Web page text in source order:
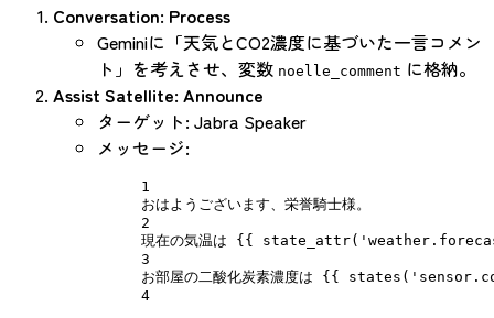
Conversation: Process
Geminiに「天気とCO2濃度に基づいた一言コメン
ト」を考えさせ、変数 noelle_comment に格納。
Assist Satellite: Announce
ターゲット: Jabra Speaker
メッセージ:
1
おはようございます、栄誉騎士様。
2
現在の気温は {{
3
お部屋の二酸化炭素濃度は {{
4